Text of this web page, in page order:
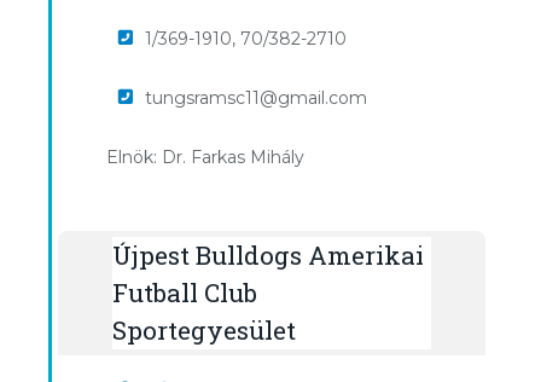
1/369-1910, 70/382-2710
tungsramsc11@gmail.com
Elnök: Dr. Farkas Mihály
Újpest Bulldogs Amerikai
Futball Club
Sportegyesület